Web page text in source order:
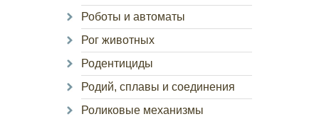
Роботы и автоматы
Рог животных
Родентициды
Родий, сплавы и соединения
Роликовые механизмы